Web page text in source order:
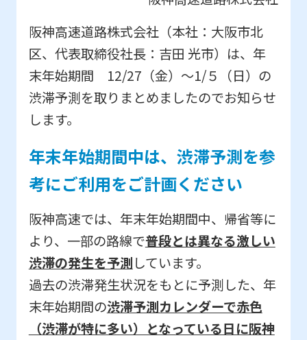
阪神高速道路株式会社（本社：大阪市北
区、代表取締役社長：吉田 光市）は、年
末年始期間 12/27（金）～1/５（日）の
渋滞予測を取りまとめましたのでお知らせ
します。
年末年始期間中は、渋滞予測を参
考にご利用をご計画ください
阪神高速では、年末年始期間中、帰省等に
より、一部の路線で普段とは異なる激しい
渋滞の発生を予測しています。
過去の渋滞発生状況をもとに予測した、年
末年始期間の渋滞予測カレンダーで赤色
（渋滞が特に多い）となっている日に阪神